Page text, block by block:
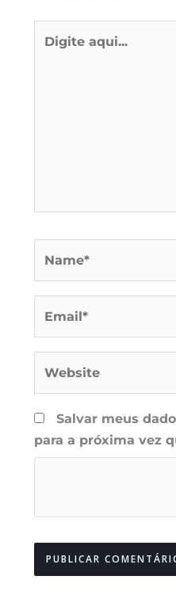
aqui...
Salvar meus
para a próxima vez